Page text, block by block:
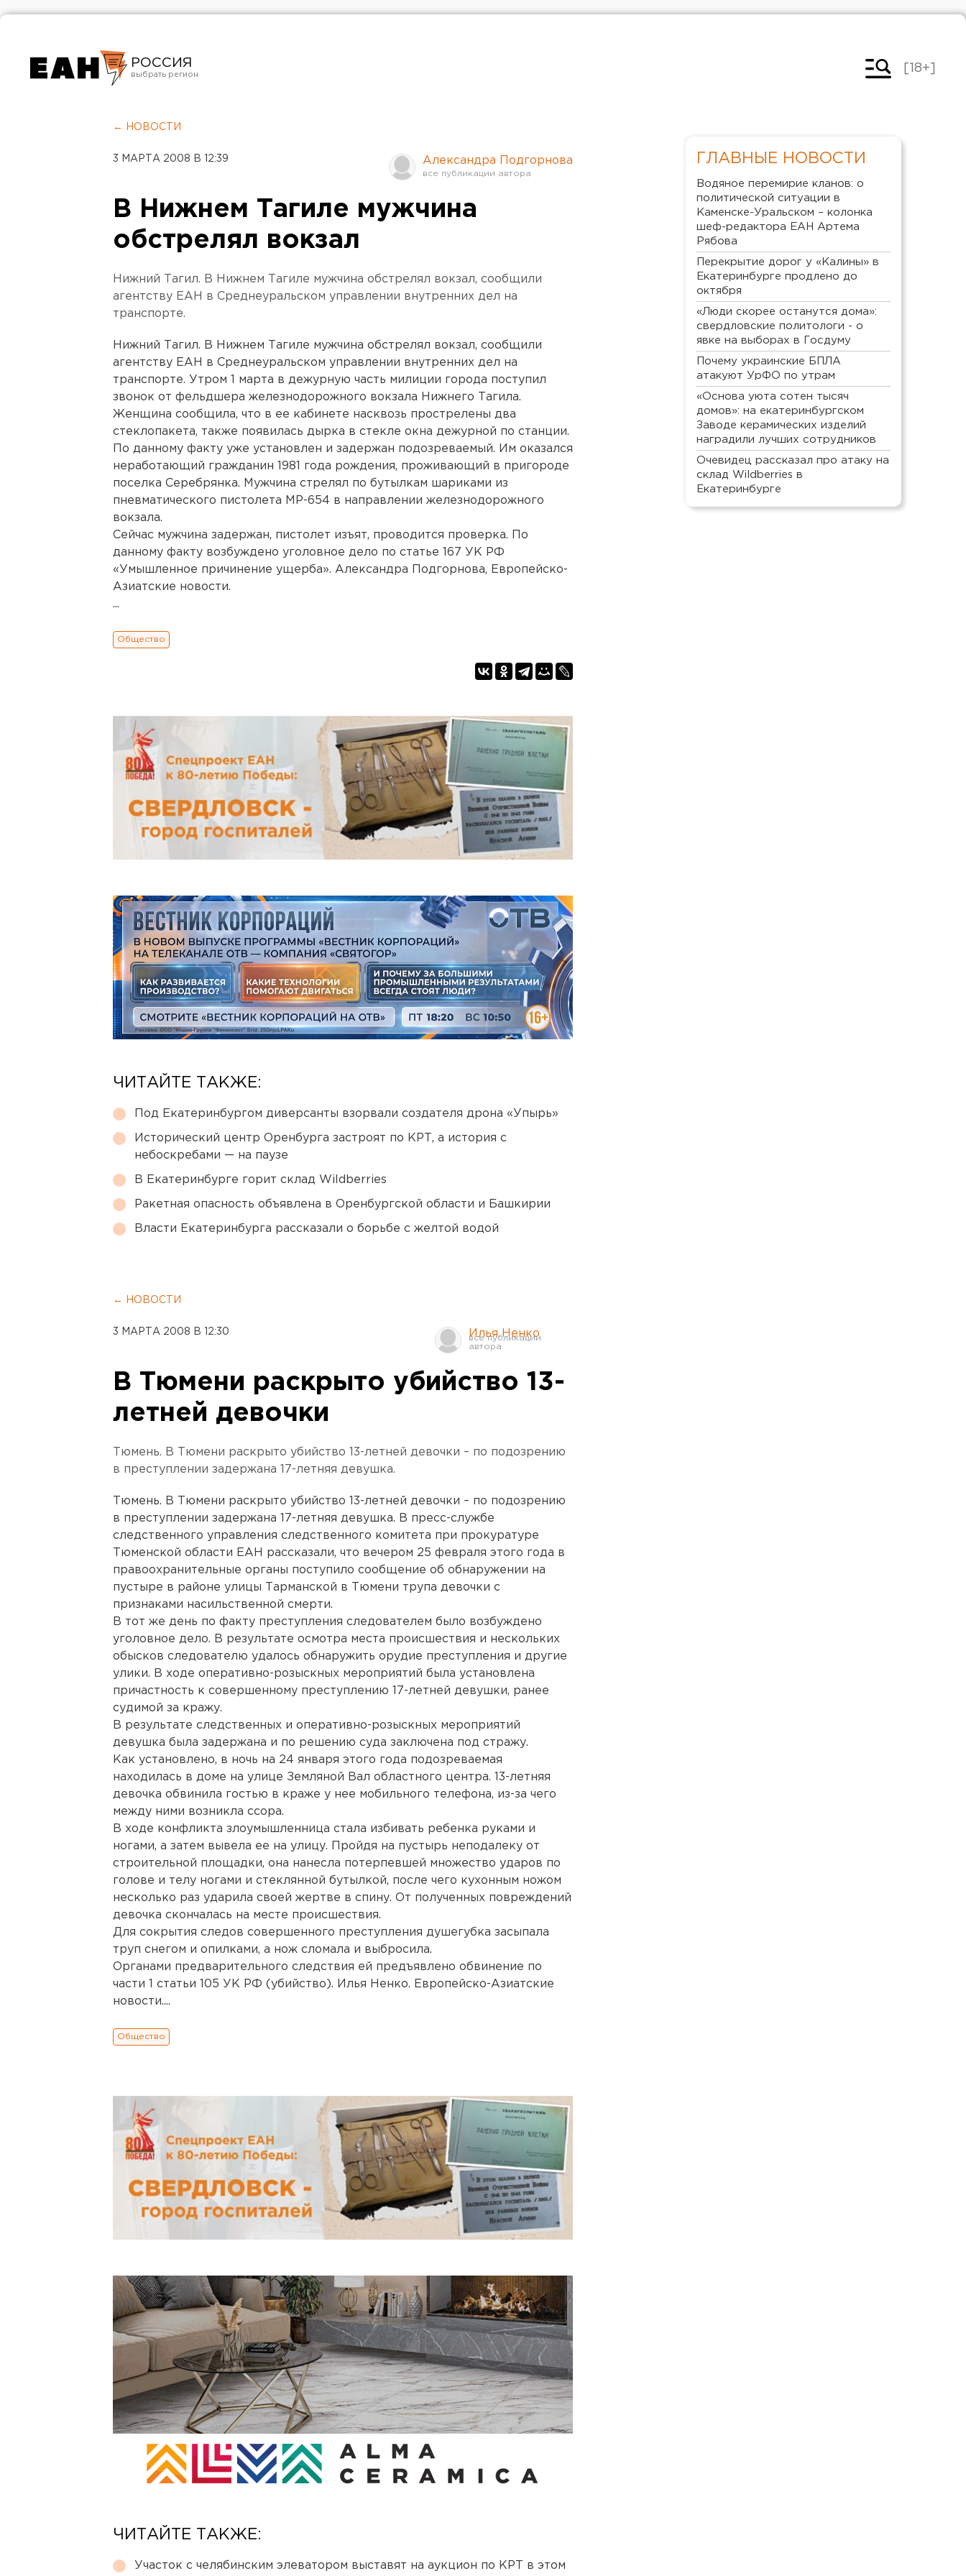
РОССИЯ
Челябинск
[18+]
← НОВОСТИ
3 МАРТА 2008 В 12:39 Александра Подгорнова
В Нижнем Тагиле мужчина
обстрелял вокзал
Нижний Тагил. В Нижнем Тагиле мужчина обстрелял вокзал, сообщили
агентству ЕАН в Среднеуральском управлении внутренних дел на
транспорте.
Нижний Тагил. В Нижнем Тагиле мужчина обстрелял вокзал, сообщили
агентству ЕАН в Среднеуральском управлении внутренних дел на
транспорте. Утром 1 марта в дежурную часть милиции города поступил
звонок от фельдшера железнодорожного вокзала Нижнего Тагила.
Женщина сообщила, что в ее кабинете насквозь прострелены два
стеклопакета, также появилась дырка в стекле окна дежурной по станции.
По данному факту уже установлен и задержан подозреваемый. Им оказался
неработающий гражданин 1981 года рождения, проживающий в пригороде
поселка Серебрянка. Мужчина стрелял по бутылкам шариками из
пневматического пистолета МР-654 в направлении железнодорожного
вокзала.
Сейчас мужчина задержан, пистолет изъят, проводится проверка. По
данному факту возбуждено уголовное дело по статье 167 УК РФ
«Умышленное причинение ущерба». Александра Подгорнова, Европейско-
Азиатские новости.
...
Общество
ЧИТАЙТЕ ТАКЖЕ:
Под Екатеринбургом диверсанты взорвали создателя дрона «Упырь»
Исторический центр Оренбурга застроят по КРТ, а история с
небоскребами — на паузе
В Екатеринбурге горит склад Wildberries
Ракетная опасность объявлена в Оренбургской области и Башкирии
Власти Екатеринбурга рассказали о борьбе с желтой водой
← НОВОСТИ
3 МАРТА 2008 В 12:30 Илья Ненко
В Тюмени раскрыто убийство 13-
летней девочки
Тюмень. В Тюмени раскрыто убийство 13-летней девочки – по подозрению
в преступлении задержана 17-летняя девушка.
Тюмень. В Тюмени раскрыто убийство 13-летней девочки – по подозрению
в преступлении задержана 17-летняя девушка. В пресс-службе
следственного управления следственного комитета при прокуратуре
Тюменской области ЕАН рассказали, что вечером 25 февраля этого года в
правоохранительные органы поступило сообщение об обнаружении на
пустыре в районе улицы Тарманской в Тюмени трупа девочки с
признаками насильственной смерти.
В тот же день по факту преступления следователем было возбуждено
уголовное дело. В результате осмотра места происшествия и нескольких
обысков следователю удалось обнаружить орудие преступления и другие
улики. В ходе оперативно-розыскных мероприятий была установлена
причастность к совершенному преступлению 17-летней девушки, ранее
судимой за кражу.
В результате следственных и оперативно-розыскных мероприятий
девушка была задержана и по решению суда заключена под стражу.
Как установлено, в ночь на 24 января этого года подозреваемая
находилась в доме на улице Земляной Вал областного центра. 13-летняя
девочка обвинила гостью в краже у нее мобильного телефона, из-за чего
между ними возникла ссора.
В ходе конфликта злоумышленница стала избивать ребенка руками и
ногами, а затем вывела ее на улицу. Пройдя на пустырь неподалеку от
строительной площадки, она нанесла потерпевшей множество ударов по
голове и телу ногами и стеклянной бутылкой, после чего кухонным ножом
несколько раз ударила своей жертве в спину. От полученных повреждений
девочка скончалась на месте происшествия.
Для сокрытия следов совершенного преступления душегубка засыпала
труп снегом и опилками, а нож сломала и выбросила.
Органами предварительного следствия ей предъявлено обвинение по
части 1 статьи 105 УК РФ (убийство). Илья Ненко. Европейско-Азиатские
новости....
Общество
ЧИТАЙТЕ ТАКЖЕ:
Участок с челябинским элеватором выставят на аукцион по КРТ в этом
ГЛАВНЫЕ НОВОСТИ
Водяное перемирие кланов: о
политической ситуации в
Каменске-Уральском – колонка
шеф-редактора ЕАН Артема
Рябова
Перекрытие дорог у «Калины» в
Екатеринбурге продлено до
октября
«Люди скорее останутся дома»:
свердловские политологи - о
явке на выборах в Госдуму
Почему украинские БПЛА
атакуют УрФО по утрам
«Основа уюта сотен тысяч
домов»: на екатеринбургском
Заводе керамических изделий
наградили лучших сотрудников
Очевидец рассказал про атаку на
склад Wildberries в
Екатеринбурге